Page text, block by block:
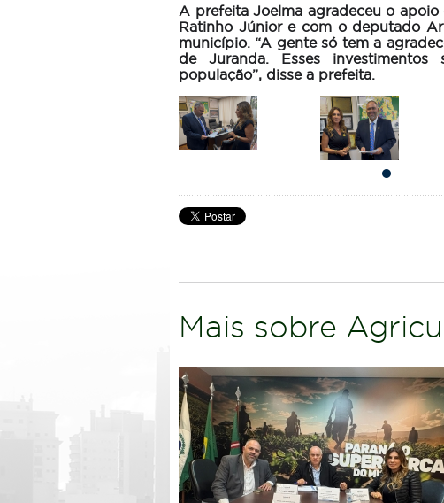
A prefeita Joelma agradeceu o
Ratinho Júnior e com o deputado
município. “A gente só tem a
de Juranda. Esses
população”, disse a prefeita.
Mais sobre